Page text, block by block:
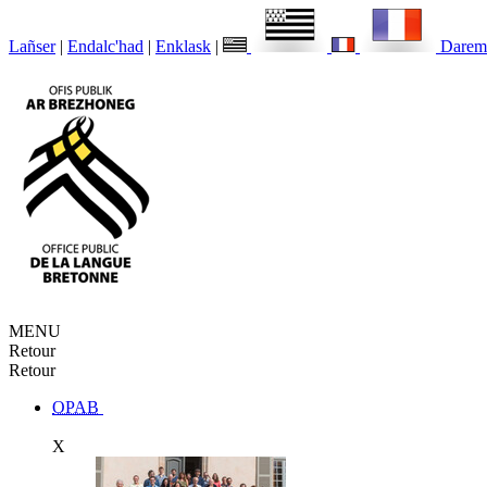
Lañser | Endalc'had | Enklask |
MENU
Retour
Retour
OPAB
X